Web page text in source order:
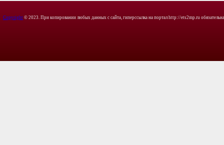
Copyright © 2023. При копировании любых данных с сайта, гиперссылка на портал http://ets2mp.ru